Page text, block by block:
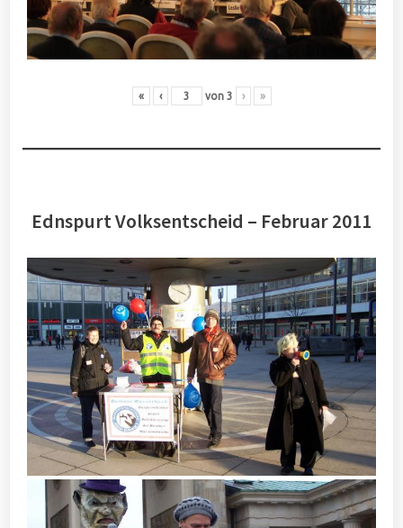
« ‹ von 3 › »
Ednspurt Volksentscheid – Februar 2011